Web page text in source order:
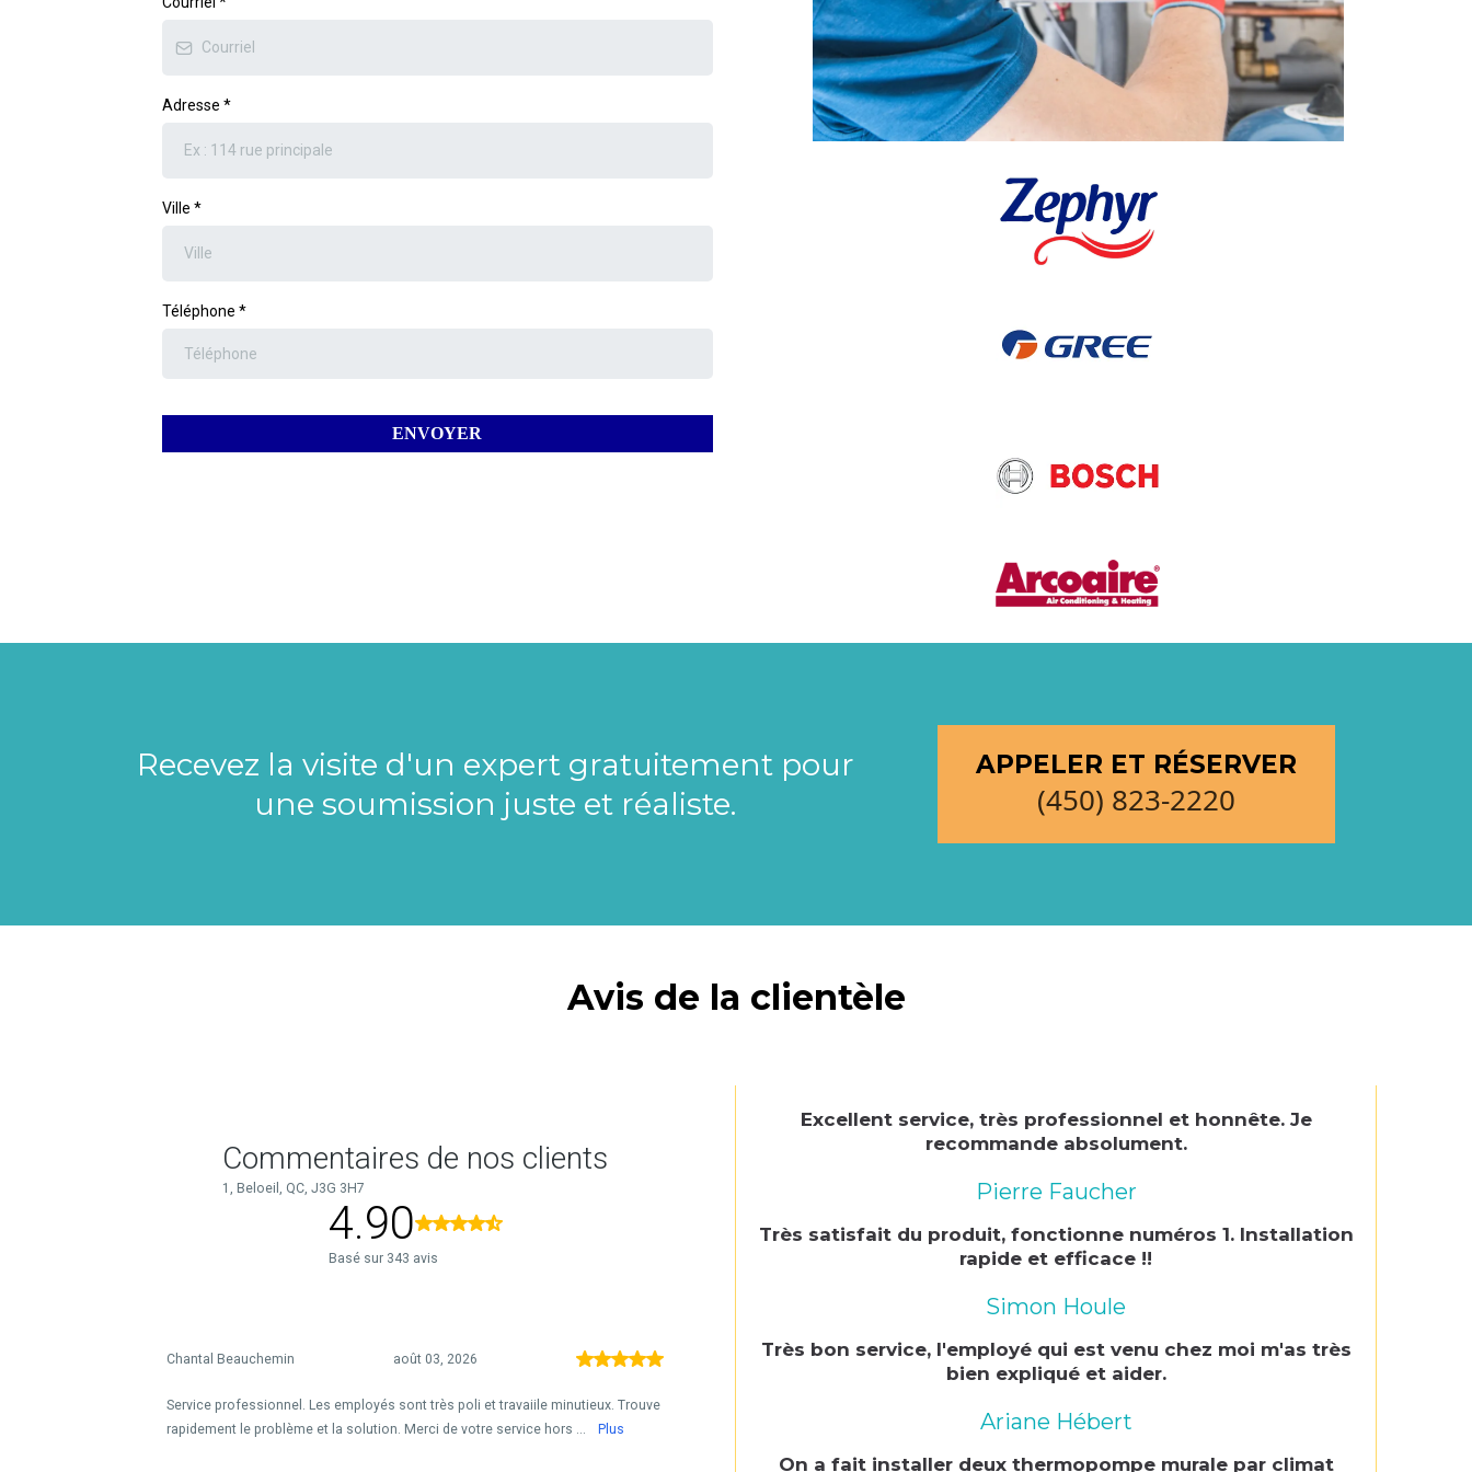
Adresse *
Ville *
Téléphone *
ENVOYER
Recevez la visite d'un expert gratuitement pour
une soumission juste et réaliste.
APPELER ET RÉSERVER
(450) 823-2220
Avis de la clientèle
Excellent service, très professionnel et honnête. Je
recommande absolument.
Pierre Faucher
Très satisfait du produit, fonctionne numéros 1. Installation
rapide et efficace !!
Simon Houle
Très bon service, l'employé qui est venu chez moi m'as très
bien expliqué et aider.
Ariane Hébert
On a fait installer deux thermopompe murale par climat